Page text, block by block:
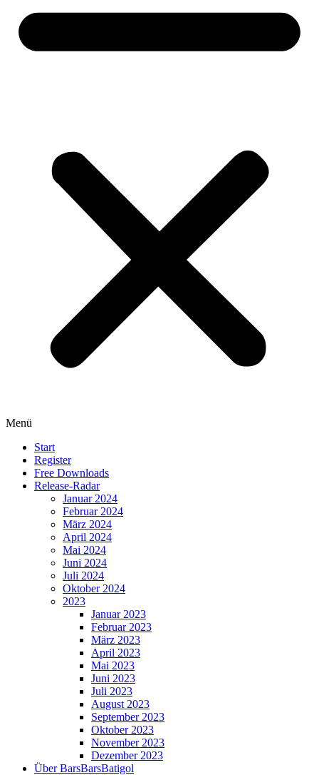
Menü
Start
Register
Free Downloads
Release-Radar
Januar 2024
Februar 2024
März 2024
April 2024
Mai 2024
Juni 2024
Juli 2024
Oktober 2024
2023
Januar 2023
Februar 2023
März 2023
April 2023
Mai 2023
Juni 2023
Juli 2023
August 2023
September 2023
Oktober 2023
November 2023
Dezember 2023
Über BarsBarsBatigol